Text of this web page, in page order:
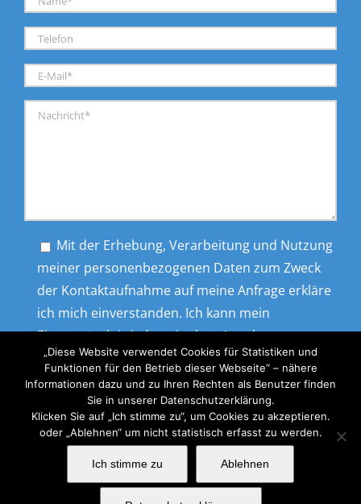
Mit der Erhebung, Verarbeitung und Nutzung
meiner personenbezogenen Daten zum Zweck
der Kontaktaufnahme auf meine Anfrage erkläre
ich mich einverstanden. Ich kann mein
Einverständnis jederzeit ohne Angabe von
Gründen widerrufen.
„Diese Website verwendet Cookies für Statistiken und
Funktionen für den Betrieb dieser Webseite“ – nähere
Informationen dazu und zu Ihren Rechten als Benutzer finden
Sie in unserer Datenschutzerklärung.
Klicken Sie auf „Ich stimme zu“, um Cookies zu akzeptieren.
oder „Ablehnen“ um nicht statistisch erfasst zu werden.
Ich stimme zu Ablehnen